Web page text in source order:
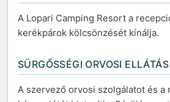
A Lopari Camping Resort a
kerékpárok kölcsönzését kínálja.
SÜRGŐSSÉGI ORVOSI ELLÁTÁS
A szervező orvosi szolgálatot és a